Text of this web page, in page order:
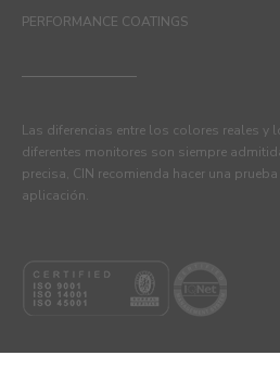
PERFORMANCE COATINGS
Las diferencias entre los colores reales y
diferentes monitores son siempre
precisa, CIN recomienda hacer una
aplicación.